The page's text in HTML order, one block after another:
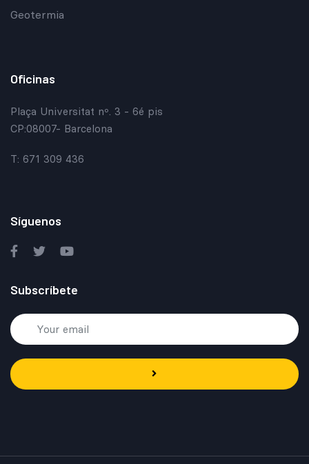
Geotermia
Oficinas
Plaça Universitat nº. 3 - 6é pis
CP:08007- Barcelona
T: 671 309 436
Síguenos
Subscríbete